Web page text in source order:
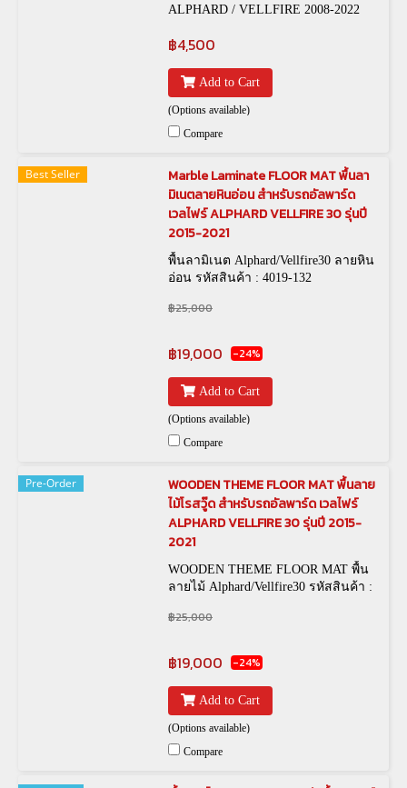
ALPHARD / VELLFIRE 2008-2022
฿4,500
Add to Cart
(Options available)
Compare
Best Seller
Marble Laminate FLOOR MAT พื้นลา
มิเนตลายหินอ่อน สำหรับรถอัลพาร์ด
เวลไฟร์ ALPHARD VELLFIRE 30 รุ่นปี
2015-2021
พื้นลามิเนต Alphard/Vellfire30 ลายหิน
อ่อน รหัสสินค้า : 4019-132
฿25,000
฿19,000 -24%
Add to Cart
(Options available)
Compare
Pre-Order
WOODEN THEME FLOOR MAT พื้นลาย
ไม้โรสวู๊ด สำหรับรถอัลพาร์ด เวลไฟร์
ALPHARD VELLFIRE 30 รุ่นปี 2015-
2021
WOODEN THEME FLOOR MAT พื้น
ลายไม้ Alphard/Vellfire30 รหัสสินค้า :
฿25,000
฿19,000 -24%
Add to Cart
(Options available)
Compare